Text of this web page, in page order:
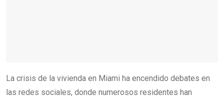
La crisis de la vivienda en Miami ha encendido debates en
las redes sociales, donde numerosos residentes han